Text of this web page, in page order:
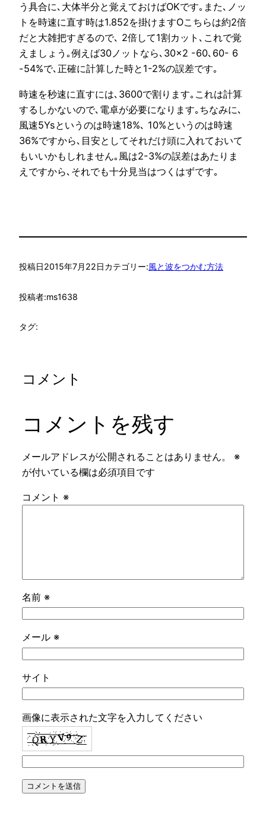
う具合に､大体半分と覚えておけばOKです｡また､ノッ
トを時速に直す時は1.852を掛けますOこちらは約2倍
だと大雑把すぎるので､ 2倍して1割カット､これで覚
えましょう｡例えば30ノットなら､30×2 -60､60- 6
-54%で､正確に計算した時と1-2%の誤差です｡
時速を秒速に直すには､3600で割ります｡これは計算
するしかないので､電卓が必要になります｡ちなみに､
風速5Ysというのは時速18%､ 10%というのは時速
36%ですから､目安としてそれだけ頭に入れておいて
もいいかもしれません｡風は2-3%の誤差はあたりま
えですから､それでも十分見当はつくはずです｡
投稿日2015年7月22日カテゴリー:風と波をつかむ方法
投稿者:ms1638
タグ:
コメント
コメントを残す
メールアドレスが公開されることはありません。
※
が付いている欄は必須項目です
コメント ※
名前 ※
メール ※
サイト
画像に表示された文字を入力してください